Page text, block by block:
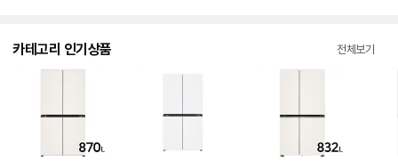
카테고리 인기상품 전체보기